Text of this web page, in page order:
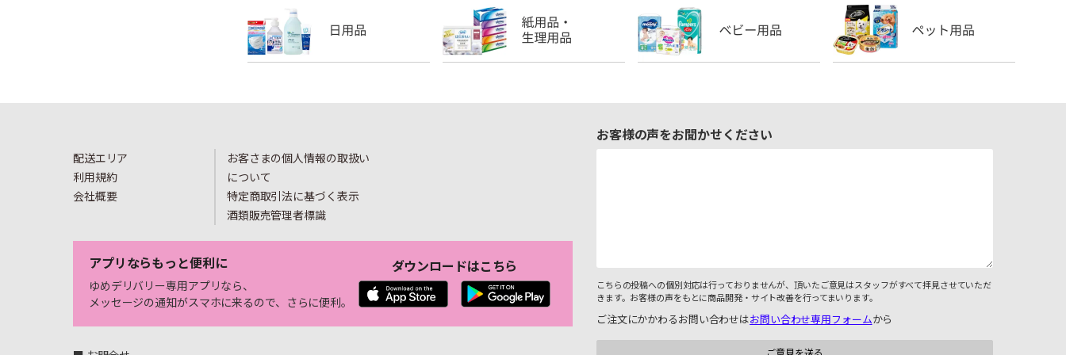
配送エリア
利用規約
会社概要
お客さまの個人情報の取扱い
について
特定商取引法に基づく表示
酒類販売管理者標識
アプリならもっと便利に
ゆめデリバリー専用アプリなら、
メッセージの通知がスマホに来るので、さらに便利。
ダウンロードはこちら
お客様の声をお聞かせください
こちらの投稿への個別対応は行っておりませんが、頂いたご意見はスタッフがすべて拝見させていただ
きます。お客様の声をもとに商品開発・サイト改善を行ってまいります。
ご注文にかかわるお問い合わせはお問い合わせ専用フォームから